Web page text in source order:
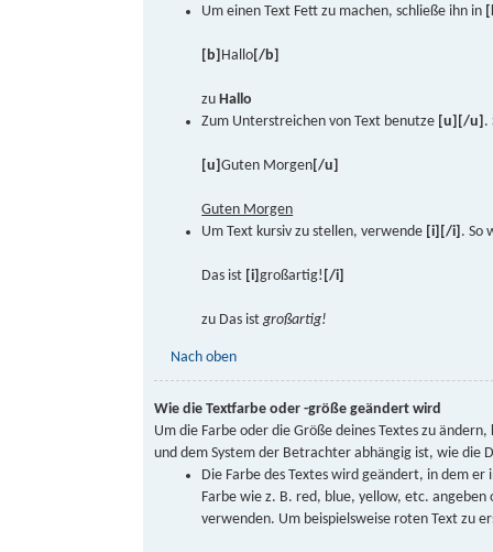
Um einen Text Fett zu machen, schließe ihn in
[b] Hallo[/b]
zuHallo
Zum Unterstreichen von Text benutze [u][/u] .
[u]Guten Morgen[/u]
Guten Morgen
Um Text kursiv zu stellen, verwende [i][/i] . So
Das ist [i]großartig! [/i]
zu Das istgroßartig!
Nach oben
Wie die Textfarbe oder -größe geändert wird
Um die Farbe oder die Größe deines Textes zu
und dem System der Betrachter abhängig ist, wie die
Die Farbe des Textes wird geändert, in dem er
Farbe wie z. B. red, blue, yellow, etc.
verwenden. Um beispielsweise roten Text zu